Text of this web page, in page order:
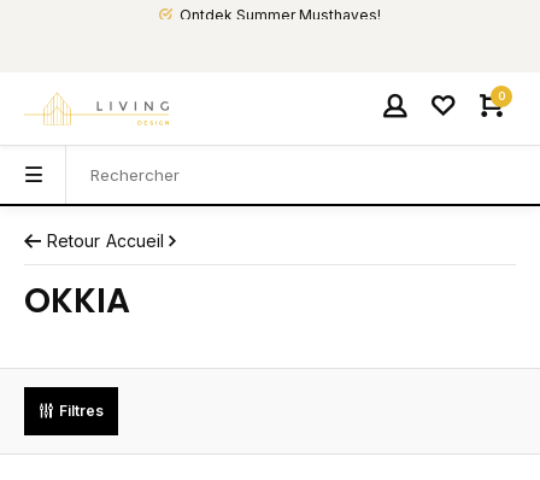
Ontdek Summer Musthaves!
0
Retour Accueil
OKKIA
Filtres